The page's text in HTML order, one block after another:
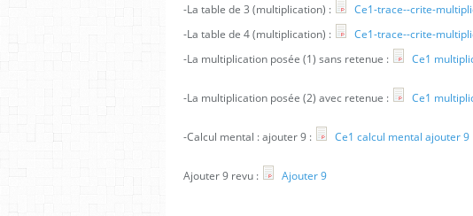
-La table de 3 (multiplication) :
Ce1-trace--crite-
-La table de 4 (multiplication) :
Ce1-trace--crite-
-La multiplication posée (1) sans retenue :
Ce1
-La multiplication posée (2) avec retenue : Ce1
-Calcul mental : ajouter 9 : Ce1 calcul mental ajouter 9
Ajouter 9 revu : Ajouter 9